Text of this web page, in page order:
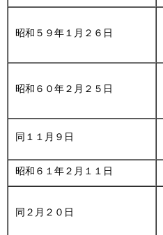
昭和５９年１月２６日
昭和６０年２月２５日
同１１月９日
昭和６１年２月１１日
同２月２０日